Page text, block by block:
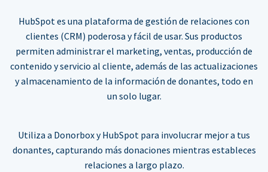
HubSpot es una plataforma de gestión de relaciones con
clientes (CRM) poderosa y fácil de usar. Sus productos
permiten administrar el marketing, ventas, producción de
contenido y servicio al cliente, además de las actualizaciones
y almacenamiento de la información de donantes, todo en
un solo lugar.
Utiliza a Donorbox y HubSpot para involucrar mejor a tus
donantes, capturando más donaciones mientras estableces
relaciones a largo plazo.